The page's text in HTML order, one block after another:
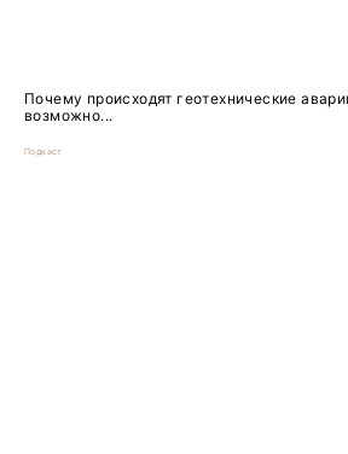
Почему происходят геотехнические
возможно...
Подкаст